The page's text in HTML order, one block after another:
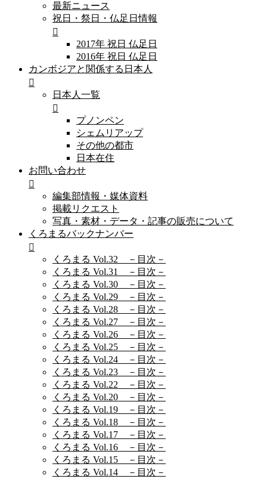
最新ニュース
祝日・祭日・仏足日情報
2017年 祝日 仏足日
2016年 祝日 仏足日
カンボジアと関係する日本人
日本人一覧
プノンペン
シェムリアップ
その他の都市
日本在住
お問い合わせ
編集部情報・媒体資料
掲載リクエスト
写真・素材・データ・記事の販売について
くろまるバックナンバー
くろまる Vol.32 －目次－
くろまる Vol.31 －目次－
くろまる Vol.30 －目次－
くろまる Vol.29 －目次－
くろまる Vol.28 －目次－
くろまる Vol.27 －目次－
くろまる Vol.26 －目次－
くろまる Vol.25 －目次－
くろまる Vol.24 －目次－
くろまる Vol.23 －目次－
くろまる Vol.22 －目次－
くろまる Vol.20 －目次－
くろまる Vol.19 －目次－
くろまる Vol.18 －目次－
くろまる Vol.17 －目次－
くろまる Vol.16 －目次－
くろまる Vol.15 －目次－
くろまる Vol.14 －目次－